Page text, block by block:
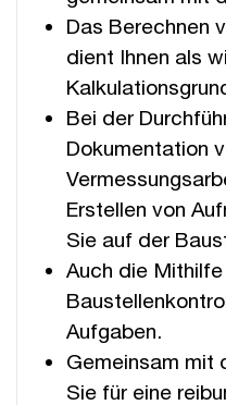
Das Berechnen
dient Ihnen als
Bei der
Dokumentation
Erstellen von
Sie auf der
Auch die Mithilfe
Aufgaben.
Gemeinsam mit
Sie für eine